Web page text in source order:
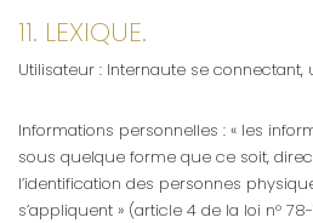
11. LEXIQUE.
Utilisateur : Internaute se
Informations personnelles : « les
sous quelque forme que ce soit,
l’identification des personnes
s’appliquent » (article 4 de la loi n°